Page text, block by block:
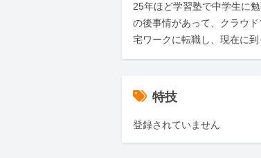
25年ほど学習塾で中学生に
の後事情があって、クラウ
宅ワークに転職し、現在に到
特技
登録されていません